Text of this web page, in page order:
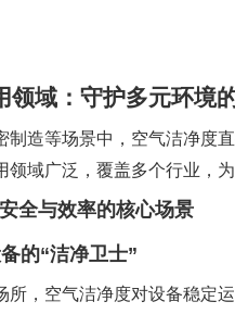
领域：守护多元环境
制造等场景中，空气洁净度
域广泛，覆盖多个行业，
全与效率的核心场景
的“洁净卫士”
所，空气洁净度对设备稳定